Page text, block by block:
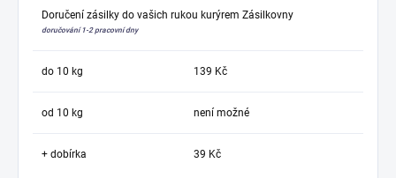
Doručení zásilky do vašich rukou kurýrem Zásilkovny
doručování 1-2 pracovní dny
do 10 kg 139 Kč
od 10 kg není možné
+ dobírka 39 Kč